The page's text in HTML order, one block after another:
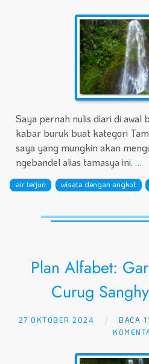
Saya pernah nulis diari di awal
kabar buruk buat kategori
saya yang mungkin akan
ngebandel alias tamasya ini. …
air terjun wisata dengan angkot
Plan Alfabet:
Curug
27 OKTOBER 2024 BACA